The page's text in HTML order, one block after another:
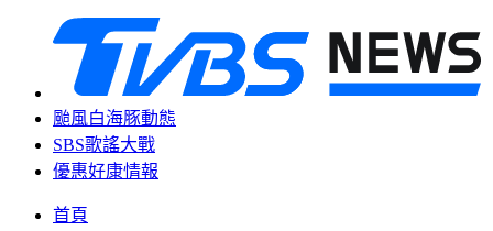
颱風白海豚動態
SBS歌謠大戰
優惠好康情報
首頁